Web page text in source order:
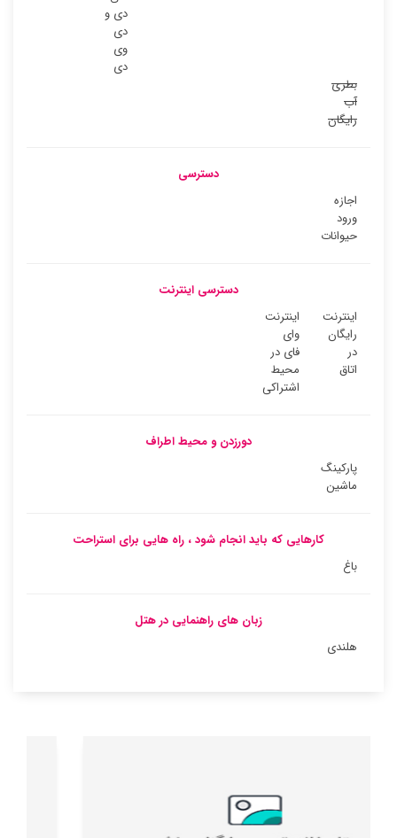
دی و
دی
وی
دی
بطری
آب
رایگان
دسترسی
اجازه
ورود
حیوانات
دسترسی اینترنت
اینترنت
رایگان
در
اتاق
اینترنت
وای
فای در
محیط
اشتراکی
دورزدن و محیط اطراف
پارکینگ
ماشین
کارهایی که باید انجام شود ، راه هایی برای استراحت
باغ
زبان های راهنمایی در هتل
هلندی